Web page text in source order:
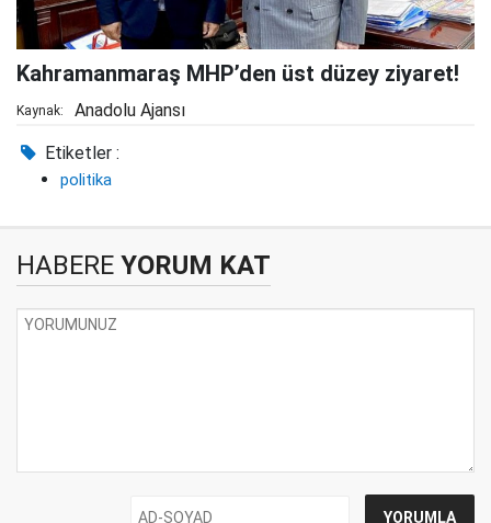
Kahramanmaraş MHP’den üst düzey ziyaret!
Kaynak: Anadolu Ajansı
Etiketler :
politika
HABERE YORUM KAT